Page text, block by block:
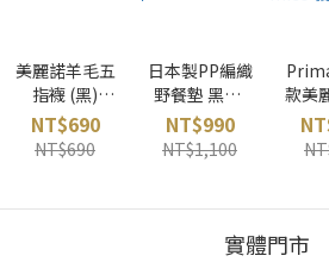
美麗諾羊毛五
指襪 (黑)
Yamatune 日
本
NT$690
NT$690
日本製PP編織
野餐墊 黑白/
彩 可水洗
IKEHIKO 日本
NT$990
NT$1,100
款美
滑雪
實體門市